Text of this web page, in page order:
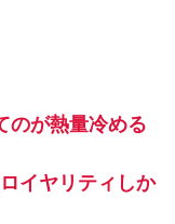
のが熱量冷める
イヤリティしか